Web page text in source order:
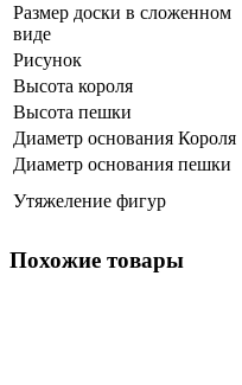
Размер доски в сложенном
виде
Рисунок
Высота короля
Высота пешки
Диаметр основания Короля
Диаметр основания пешки
Утяжеление фигур
Похожие товары